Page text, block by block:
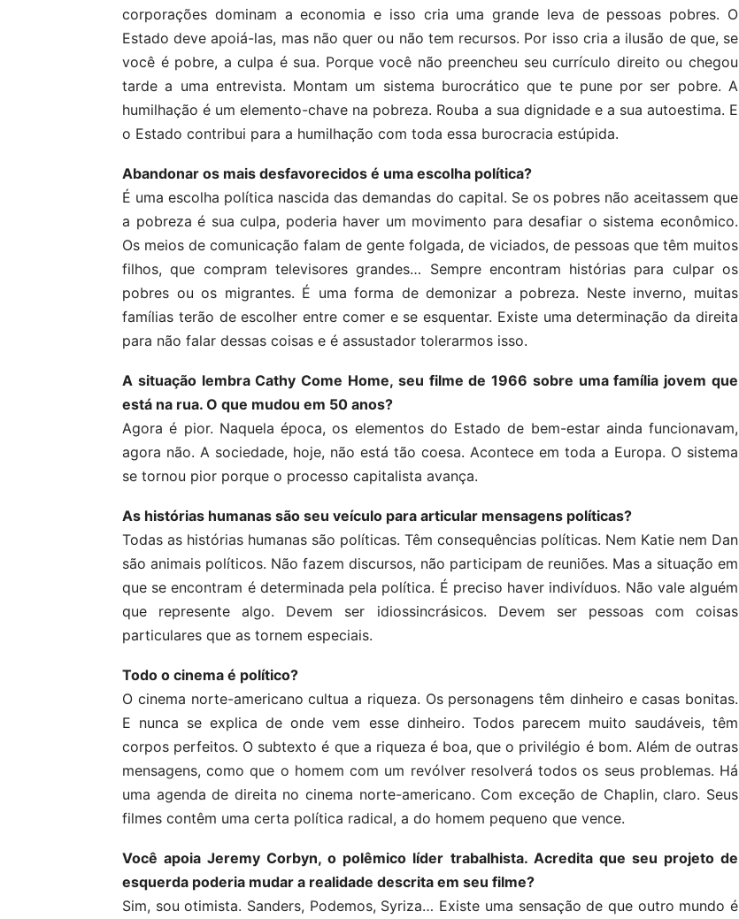
corporações dominam a economia e isso cria uma grande leva de pessoas pobres. O
Estado deve apoiá-las, mas não quer ou não tem recursos. Por isso cria a ilusão de que, se
você é pobre, a culpa é sua. Porque você não preencheu seu currículo direito ou chegou
tarde a uma entrevista. Montam um sistema burocrático que te pune por ser pobre. A
humilhação é um elemento-chave na pobreza. Rouba a sua dignidade e a sua autoestima. E
o Estado contribui para a humilhação com toda essa burocracia estúpida.
Abandonar os mais desfavorecidos é uma escolha política?
É uma escolha política nascida das demandas do capital. Se os pobres não aceitassem que
a pobreza é sua culpa, poderia haver um movimento para desafiar o sistema econômico.
Os meios de comunicação falam de gente folgada, de viciados, de pessoas que têm muitos
filhos, que compram televisores grandes… Sempre encontram histórias para culpar os
pobres ou os migrantes. É uma forma de demonizar a pobreza. Neste inverno, muitas
famílias terão de escolher entre comer e se esquentar. Existe uma determinação da direita
para não falar dessas coisas e é assustador tolerarmos isso.
A situação lembra Cathy Come Home, seu filme de 1966 sobre uma família jovem que
está na rua. O que mudou em 50 anos?
Agora é pior. Naquela época, os elementos do Estado de bem-estar ainda funcionavam,
agora não. A sociedade, hoje, não está tão coesa. Acontece em toda a Europa. O sistema
se tornou pior porque o processo capitalista avança.
As histórias humanas são seu veículo para articular mensagens políticas?
Todas as histórias humanas são políticas. Têm consequências políticas. Nem Katie nem Dan
são animais políticos. Não fazem discursos, não participam de reuniões. Mas a situação em
que se encontram é determinada pela política. É preciso haver indivíduos. Não vale alguém
que represente algo. Devem ser idiossincrásicos. Devem ser pessoas com coisas
particulares que as tornem especiais.
Todo o cinema é político?
O cinema norte-americano cultua a riqueza. Os personagens têm dinheiro e casas bonitas.
E nunca se explica de onde vem esse dinheiro. Todos parecem muito saudáveis, têm
corpos perfeitos. O subtexto é que a riqueza é boa, que o privilégio é bom. Além de outras
mensagens, como que o homem com um revólver resolverá todos os seus problemas. Há
uma agenda de direita no cinema norte-americano. Com exceção de Chaplin, claro. Seus
filmes contêm uma certa política radical, a do homem pequeno que vence.
Você apoia Jeremy Corbyn, o polêmico líder trabalhista. Acredita que seu projeto de
esquerda poderia mudar a realidade descrita em seu filme?
Sim, sou otimista. Sanders, Podemos, Syriza… Existe uma sensação de que outro mundo é